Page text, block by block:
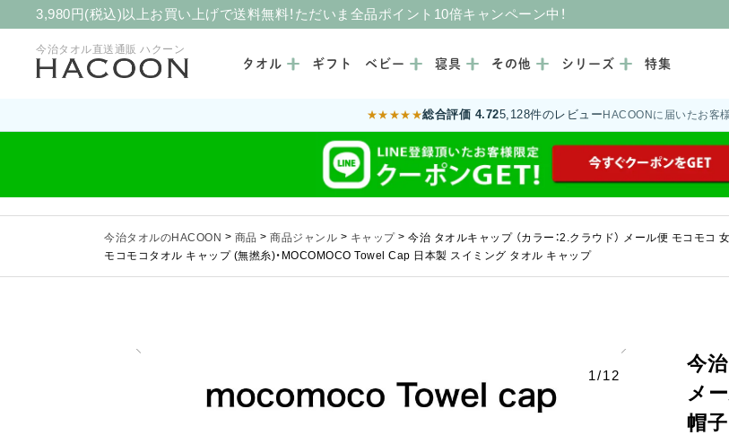
3,980円(税込)以上お買い上げで送料無料！ただいま全品ポイント10倍キャンペーン中！
今治タオル直送通販 ハクーン
タオル
ギフト ベビー 寝具 その他 シリーズ 特集
★★★★★総合評価 4.725,128件のレビューHACOONに届いたお客
今治タオルのHACOON > 商品 > 商品ジャンル > キャップ> 今治 タオルキャップ （カラー：2.クラウド） メール便 モコモコ
モコモコタオル キャップ (無撚糸)・MOCOMOCO Towel Cap 日本製 スイミング タオル キャップ
1/12
今
メ
帽